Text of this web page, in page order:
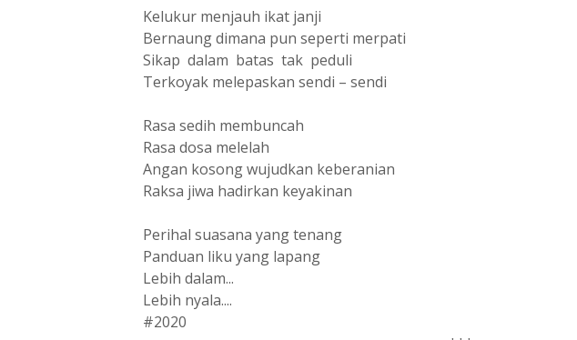
Kelukur menjauh ikat janji
Bernaung dimana pun seperti merpati
Sikap dalam batas tak peduli
Terkoyak melepaskan sendi – sendi
Rasa sedih membuncah
Rasa dosa melelah
Angan kosong wujudkan keberanian
Raksa jiwa hadirkan keyakinan
Perihal suasana yang tenang
Panduan liku yang lapang
Lebih dalam...
Lebih nyala....
#2020